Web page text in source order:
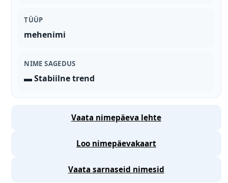
TÜÜP
mehenimi
NIME SAGEDUS
▬ Stabiilne trend
Vaata nimepäeva lehte
Loo nimepäevakaart
Vaata sarnaseid nimesid